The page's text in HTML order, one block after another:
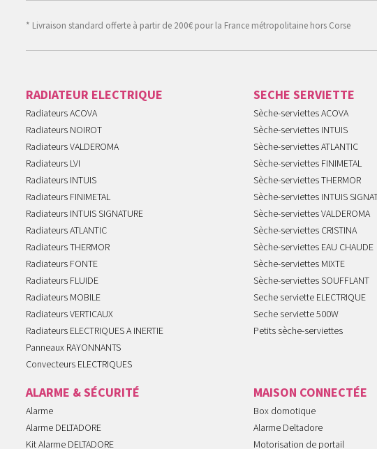
* Livraison standard offerte à partir de 200€ pour la France métropolitaine hors Corse
RADIATEUR ELECTRIQUE
Radiateurs ACOVA
Radiateurs NOIROT
Radiateurs VALDEROMA
Radiateurs LVI
Radiateurs INTUIS
Radiateurs FINIMETAL
Radiateurs INTUIS SIGNATURE
Radiateurs ATLANTIC
Radiateurs THERMOR
Radiateurs FONTE
Radiateurs FLUIDE
Radiateurs MOBILE
Radiateurs VERTICAUX
Radiateurs ELECTRIQUES A INERTIE
Panneaux RAYONNANTS
Convecteurs ELECTRIQUES
SECHE SERVIETTE
Sèche-serviettes ACOVA
Sèche-serviettes INTUIS
Sèche-serviettes ATLANTIC
Sèche-serviettes FINIMETAL
Sèche-serviettes THERMOR
Sèche-serviettes INTUIS
Sèche-serviettes VALDEROMA
Sèche-serviettes CRISTINA
Sèche-serviettes EAU CHAUDE
Sèche-serviettes MIXTE
Sèche-serviettes SOUFFLANT
Seche serviette ELECTRIQUE
Seche serviette 500W
Petits sèche-serviettes
ALARME & SÉCURITÉ
Alarme
Alarme DELTADORE
Kit Alarme DELTADORE
MAISON CONNECTÉE
Box domotique
Alarme Deltadore
Motorisation de portail